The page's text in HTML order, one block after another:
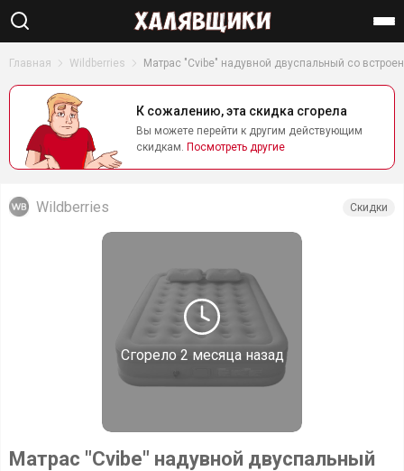
Найти
Главная Wildberries Матрас "Cvibe" надувной двуспальный со
К сожалению, эта скидка сгорела
Вы можете перейти к другим действующим
скидкам. Посмотреть другие
Сгорело 2 месяца назад
Wildberries Скидки
Матрас "Cvibe" надувной двуспальный